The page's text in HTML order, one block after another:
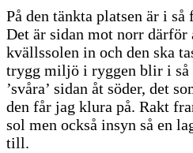
På den tänkta platsen är i
Det är sidan mot norr därför
kvällssolen in och den ska
trygg miljö i ryggen blir i så
’svåra’ sidan åt söder, det
den får jag klura på. Rakt
sol men också insyn så en
till.